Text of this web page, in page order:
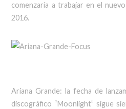
comenzaría a trabajar en el
2016.
Ariana Grande: la fecha de
discográfico “Moonlight” sigue